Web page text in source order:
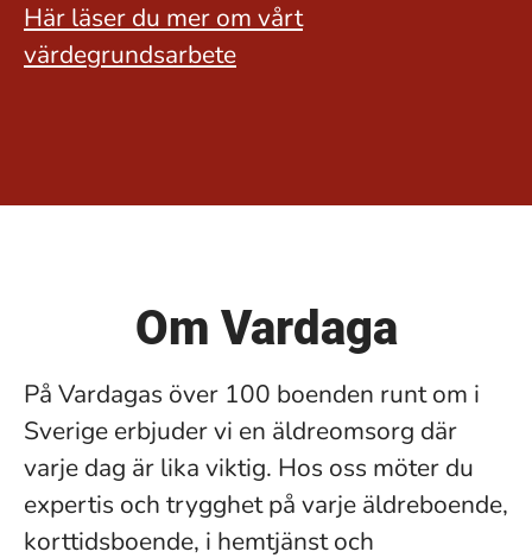
Här läser du mer om vårt
värdegrundsarbete
Om Vardaga
På Vardagas över 100 boenden runt om i
Sverige erbjuder vi en äldreomsorg där
varje dag är lika viktig. Hos oss möter du
expertis och trygghet på varje äldreboende,
korttidsboende, i hemtjänst och